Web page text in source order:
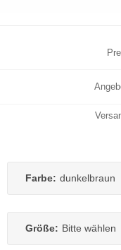
Farbe: dunkelbraun
Größe: Bitte wählen